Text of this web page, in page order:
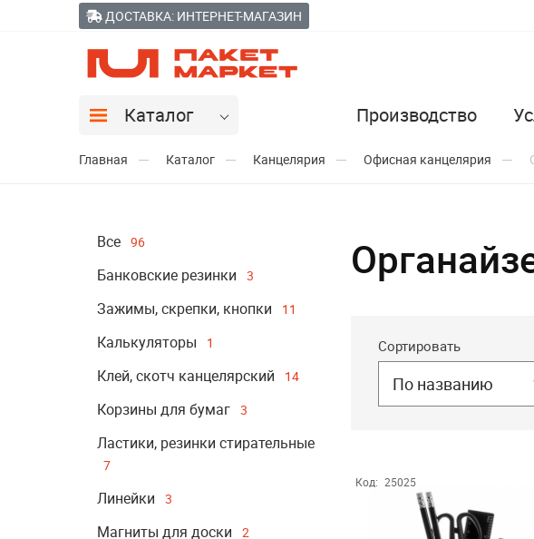
ДОСТАВКА: ИНТЕРНЕТ-МАГАЗИН
Каталог Производство
Главная Каталог Канцелярия Офисная канцелярия
Все 96
Банковские резинки 3
Зажимы, скрепки, кнопки 11
Калькуляторы 1
Клей, скотч канцелярский 14
Корзины для бумаг 3
Ластики, резинки стирательные
7
Линейки 3
Магниты для доски 2
Сортировать
По названию
Код: 25025